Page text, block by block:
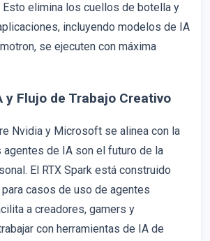
Esto elimina los cuellos de botella y
incluyendo modelos de IA
se ejecuten con máxima
y Flujo de Trabajo Creativo
Nvidia y Microsoft se alinea con la
de IA son el futuro de la
El RTX Spark está construido
casos de uso de agentes
a creadores, gamers y
con herramientas de IA de